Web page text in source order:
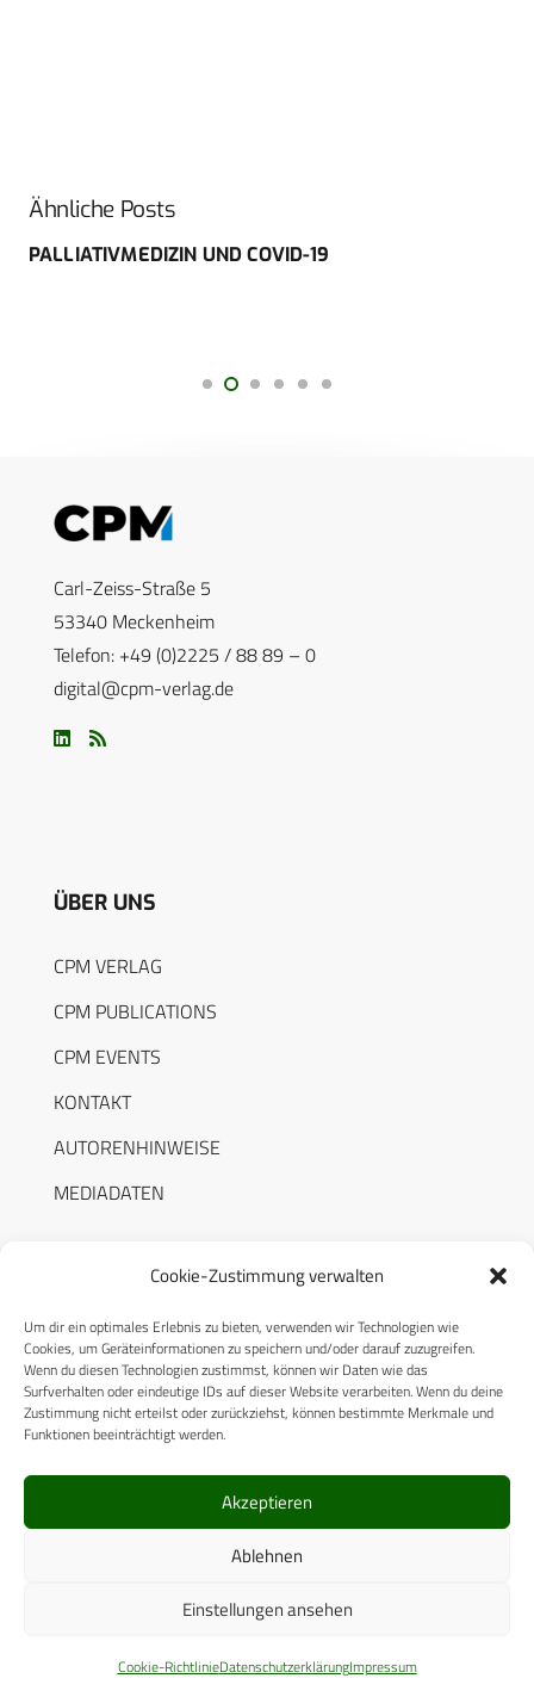
Cookie-Zustimmung verwalten
Um dir ein optimales Erlebnis zu bieten, verwenden wir Technologien wie
Cookies, um Geräteinformationen zu speichern und/oder darauf zuzugreifen.
Wenn du diesen Technologien zustimmst, können wir Daten wie das
Surfverhalten oder eindeutige IDs auf dieser Website verarbeiten. Wenn du deine
Zustimmung nicht erteilst oder zurückziehst, können bestimmte Merkmale und
Funktionen beeinträchtigt werden.
Akzeptieren
Ablehnen
Einstellungen ansehen
Cookie-RichtlinieDatenschutzerklärungImpressum
Ähnliche Posts
PALLIATIVMEDIZIN UND COVID-19
Carl-Zeiss-Straße 5
53340 Meckenheim
Telefon: +49 (0)2225 / 88 89 – 0
digital@cpm-verlag.de
ÜBER UNS
CPM VERLAG
CPM PUBLICATIONS
CPM EVENTS
KONTAKT
AUTORENHINWEISE
MEDIADATEN
RECHTLICHES
Datenschutzerklärung
Cookie-Richtlinie (EU)
© 2025 CPM GmbH – Alle Rechte vorbehalten